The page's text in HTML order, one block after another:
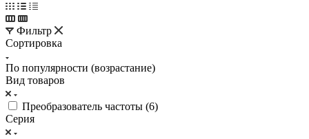
Фильтр
Сортировка
По популярности (возрастание)
Вид товаров
Преобразователь частоты (6)
Серия